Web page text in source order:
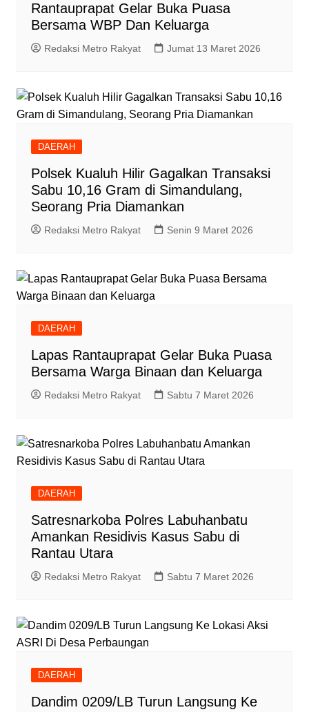
Rantauprapat Gelar Buka Puasa
Bersama WBP Dan Keluarga
Redaksi Metro Rakyat Jumat 13 Maret 2026
DAERAH
Polsek Kualuh Hilir Gagalkan Transaksi
Sabu 10,16 Gram di Simandulang,
Seorang Pria Diamankan
Redaksi Metro Rakyat Senin 9 Maret 2026
DAERAH
Lapas Rantauprapat Gelar Buka Puasa
Bersama Warga Binaan dan Keluarga
Redaksi Metro Rakyat Sabtu 7 Maret 2026
DAERAH
Satresnarkoba Polres Labuhanbatu
Amankan Residivis Kasus Sabu di
Rantau Utara
Redaksi Metro Rakyat Sabtu 7 Maret 2026
DAERAH
Dandim 0209/LB Turun Langsung Ke